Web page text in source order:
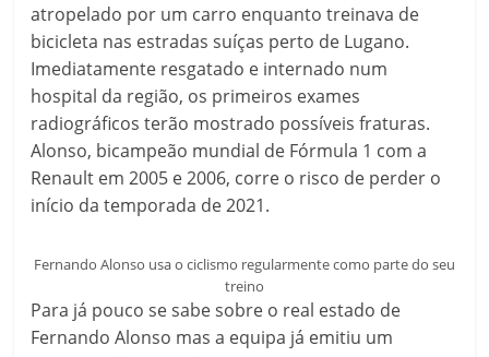
atropelado por um carro enquanto treinava de
bicicleta nas estradas suíças perto de Lugano.
Imediatamente resgatado e internado num
hospital da região, os primeiros exames
radiográficos terão mostrado possíveis fraturas.
Alonso, bicampeão mundial de Fórmula 1 com a
Renault em 2005 e 2006, corre o risco de perder o
início da temporada de 2021.
Fernando Alonso usa o ciclismo regularmente como parte do seu
treino
Para já pouco se sabe sobre o real estado de
Fernando Alonso mas a equipa já emitiu um